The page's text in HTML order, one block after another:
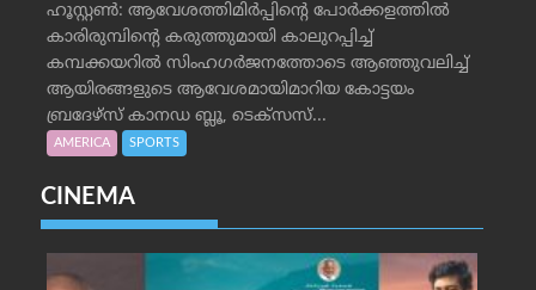
ഹൂസ്റ്റണ്‍: ആവേശത്തിമിര്‍പ്പിന്റെ പോര്‍ക്കളത്തില്‍
കാരിരുമ്പിന്റെ കരുത്തുമായി കാലുറപ്പിച്ച്
കമ്പക്കയറില്‍ സിംഹഗര്‍ജനത്തോടെ ആഞ്ഞുവലിച്ച്
ആയിരങ്ങളുടെ ആവേശമായിമാറിയ കോട്ടയം
ബ്രദേഴ്‌സ് കാനഡ ബ്ലൂ, ടെക്‌സസ്...
AMERICA SPORTS
CINEMA